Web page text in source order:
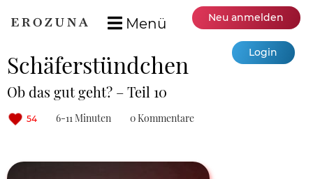
Menü Neu anmelden
Login
Schäferstündchen
Ob das gut geht? – Teil 10
54 6-11 Minuten 0 Kommentare